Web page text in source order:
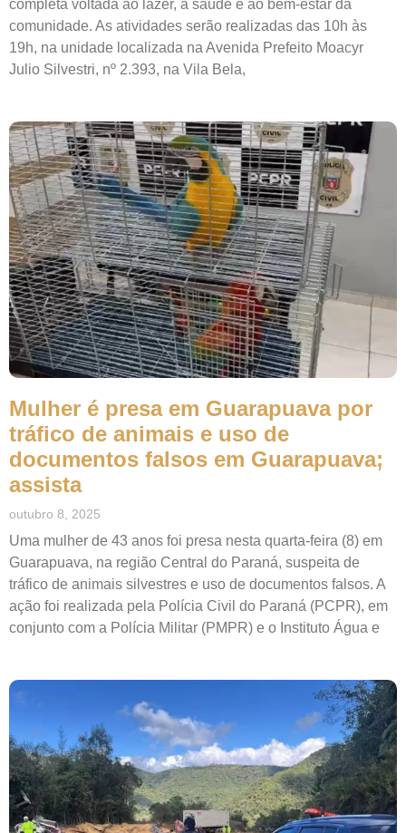
completa voltada ao lazer, à saúde e ao bem-estar da
comunidade. As atividades serão realizadas das 10h às
19h, na unidade localizada na Avenida Prefeito Moacyr
Julio Silvestri, nº 2.393, na Vila Bela,
Mulher é presa em Guarapuava por
tráfico de animais e uso de
documentos falsos em Guarapuava;
assista
outubro 8, 2025
Uma mulher de 43 anos foi presa nesta quarta-feira (8) em
Guarapuava, na região Central do Paraná, suspeita de
tráfico de animais silvestres e uso de documentos falsos. A
ação foi realizada pela Polícia Civil do Paraná (PCPR), em
conjunto com a Polícia Militar (PMPR) e o Instituto Água e